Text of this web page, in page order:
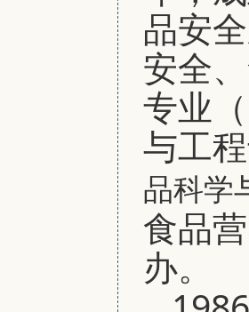
品安
安全
专业
与工
品科学
食品
办。